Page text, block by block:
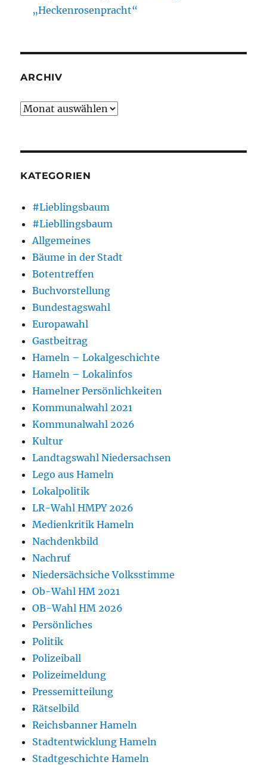
„Heckenrosenpracht“
ARCHIV
Archiv
KATEGORIEN
#Lieblingsbaum
#Liebllingsbaum
Allgemeines
Bäume in der Stadt
Botentreffen
Buchvorstellung
Bundestagswahl
Europawahl
Gastbeitrag
Hameln – Lokalgeschichte
Hameln – Lokalinfos
Hamelner Persönlichkeiten
Kommunalwahl 2021
Kommunalwahl 2026
Kultur
Landtagswahl Niedersachsen
Lego aus Hameln
Lokalpolitik
LR-Wahl HMPY 2026
Medienkritik Hameln
Nachdenkbild
Nachruf
Niedersächsiche Volksstimme
Ob-Wahl HM 2021
OB-Wahl HM 2026
Persönliches
Politik
Polizeiball
Polizeimeldung
Pressemitteilung
Rätselbild
Reichsbanner Hameln
Stadtentwicklung Hameln
Stadtgeschichte Hameln